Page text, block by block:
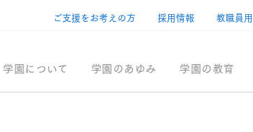
ご支援をお考えの方 採用情報 教職員用
学園について 学園のあゆみ 学園の教育